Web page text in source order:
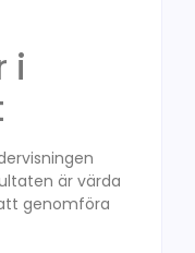
i
är värda
genomföra